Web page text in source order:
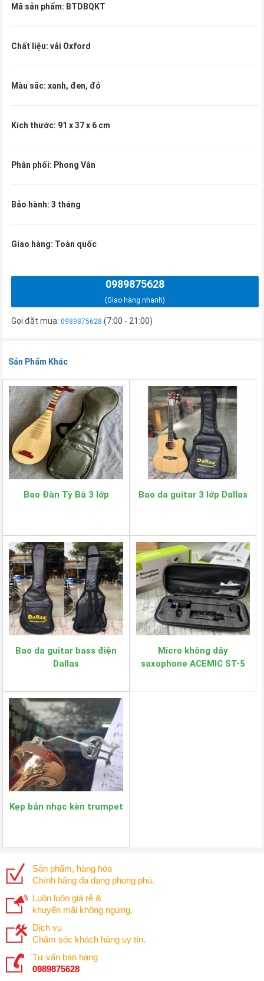
Mã sản phẩm: BTDBQKT
Chất liệu: vải Oxford
Màu sắc: xanh, đen, đỏ
Kích thước: 91 x 37 x 6 cm
Phân phối: Phong Vân
Bảo hành: 3 tháng
Giao hàng: Toàn quốc
0989875628
(Giao hàng nhanh)
Gọi đặt mua:0989875628 (7:00 - 21:00)
Sản Phẩm Khác
Bao Đàn Tỳ Bà 3 lớp Bao da guitar 3 lớp Dallas
Bao da guitar bass điện
Dallas
Micro không dây
saxophone ACEMIC ST-5
Kẹp bản nhạc kèn trumpet
Sản phẩm, hàng hóa
Chính hãng đa dạng phong phú.
Luôn luôn giá rẻ &
khuyến mãi không ngừng.
Dịch vụ
Chăm sóc khách hàng uy tín.
Tư vấn bán hàng
0989875628